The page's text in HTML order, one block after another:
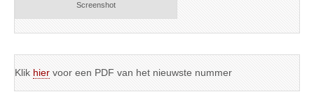
Screenshot
Klik hier voor een PDF van het nieuwste nummer